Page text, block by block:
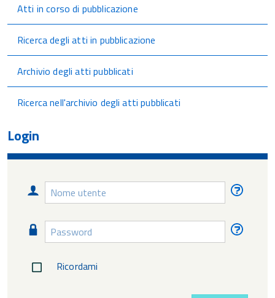
Atti in corso di pubblicazione
Ricerca degli atti in pubblicazione
Archivio degli atti pubblicati
Ricerca nell'archivio degli atti pubblicati
Login
Nome
utente
Password
Ricordami